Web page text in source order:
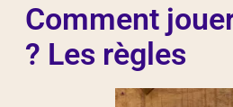
Comment
? Les règles